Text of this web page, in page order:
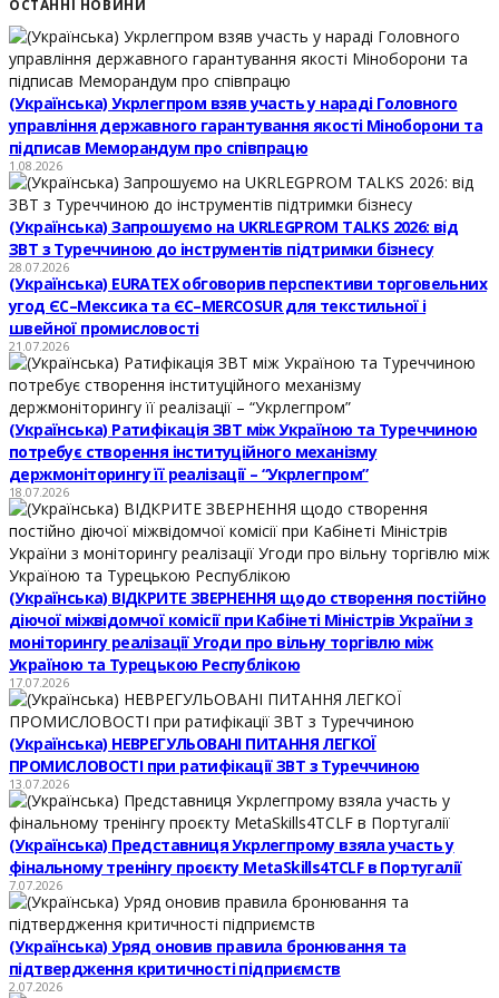
ОСТАННІ НОВИНИ
(Українська) Укрлегпром взяв участь у нараді Головного
управління державного гарантування якості Міноборони та
підписав Меморандум про співпрацю
1.08.2026
(Українська) Запрошуємо на UKRLEGPROM TALKS 2026: від
ЗВТ з Туреччиною до інструментів підтримки бізнесу
28.07.2026
(Українська) EURATEX обговорив перспективи торговельних
угод ЄС–Мексика та ЄС–MERCOSUR для текстильної і
швейної промисловості
21.07.2026
(Українська) Ратифікація ЗВТ між Україною та Туреччиною
потребує створення інституційного механізму
держмоніторингу її реалізації – “Укрлегпром”
18.07.2026
(Українська) ВІДКРИТЕ ЗВЕРНЕННЯ щодо створення постійно
діючої міжвідомчої комісії при Кабінеті Міністрів України з
моніторингу реалізації Угоди про вільну торгівлю між
Україною та Турецькою Республікою
17.07.2026
(Українська) НЕВРЕГУЛЬОВАНІ ПИТАННЯ ЛЕГКОЇ
ПРОМИСЛОВОСТІ при ратифікації ЗВТ з Туреччиною
13.07.2026
(Українська) Представниця Укрлегпрому взяла участь у
фінальному тренінгу проєкту MetaSkills4TCLF в Португалії
7.07.2026
(Українська) Уряд оновив правила бронювання та
підтвердження критичності підприємств
2.07.2026